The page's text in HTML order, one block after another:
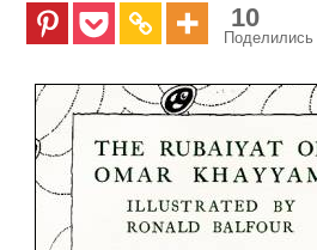
10
Поделились